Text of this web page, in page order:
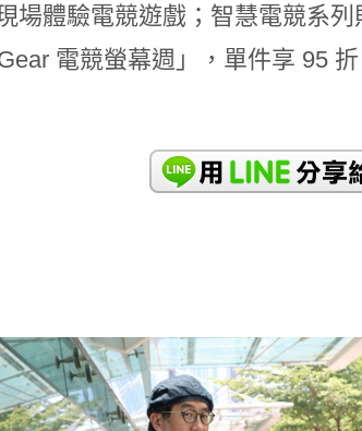
場體驗電競遊戲；智慧電競系
電競螢幕週」，單件享 95